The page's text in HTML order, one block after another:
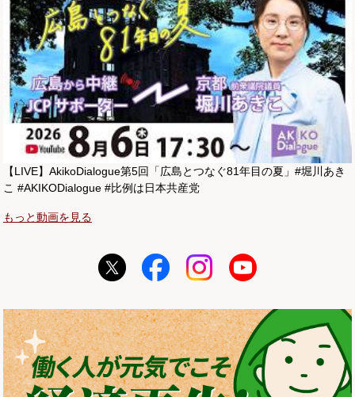
【LIVE】AkikoDialogue第5回「広島とつなぐ81年目の夏」#堀川あき
こ #AKIKODialogue #比例は日本共産党
もっと動画を見る